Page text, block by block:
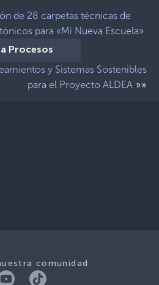
de 28 carpetas técnicas de
para «Mi Nueva Escuela»
a Procesos
y Sistemas Sostenibles
para el Proyecto ALDEA »»
comunidad